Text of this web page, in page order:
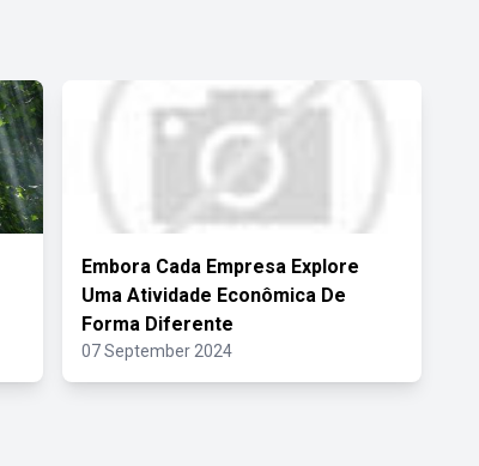
Embora Cada Empresa Explore
Uma Atividade Econômica De
Forma Diferente
07 September 2024